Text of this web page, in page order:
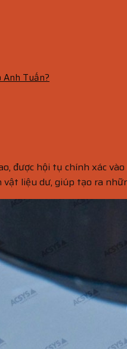
Anh Tuấn?
được hội tụ chính xác
liệu dư, giúp tạo ra